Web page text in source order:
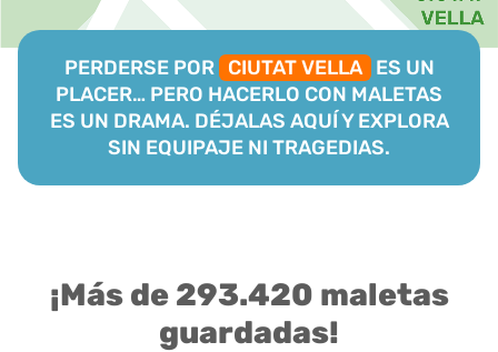
PERDERSE POR CIUTAT VELLA ES UN
PLACER… PERO HACERLO CON MALETAS
ES UN DRAMA. DÉJALAS AQUÍ Y EXPLORA
SIN EQUIPAJE NI TRAGEDIAS.
¡Más de 293.420 maletas
guardadas!